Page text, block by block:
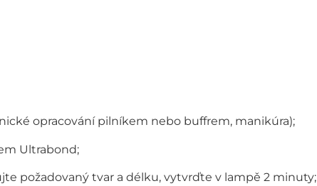
opracování pilníkem nebo buffrem, manikúra);
Ultrabond;
požadovaný tvar a délku, vytvrďte v lampě 2 minuty;